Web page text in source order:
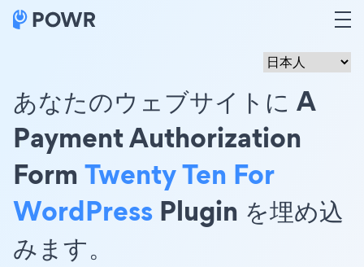
あなたのウェブサイトに A
Payment Authorization
Form Twenty Ten For
WordPress Plugin を埋め込
みます。